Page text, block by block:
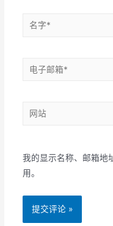
电
箱
网
我的显示名称、邮箱地
用。